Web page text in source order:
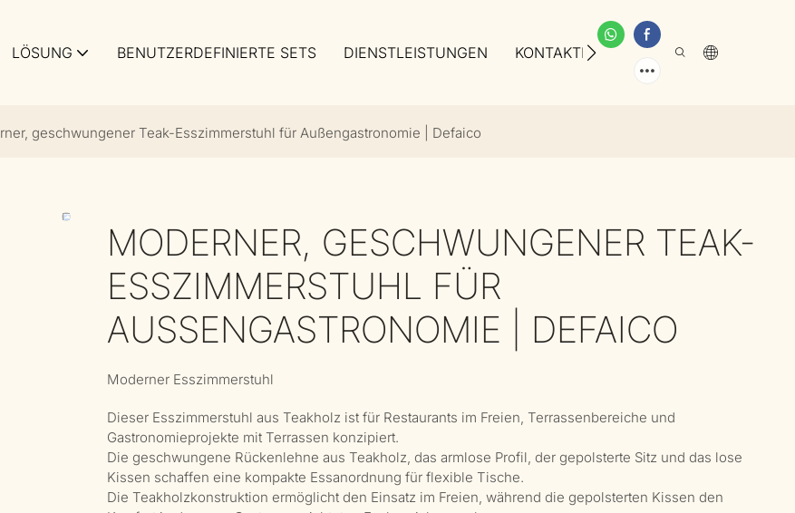
LÖSUNG BENUTZERDEFINIERTE SETS DIENSTLEISTUNGEN KONTAKTIEREN SIE UNS ÜBER UNS
geschwungener Teak-Esszimmerstuhl für Außengastronomie | Defaico
MODERNER, GESCHWUNGENER TEAK-
ESSZIMMERSTUHL FÜR
AUSSENGASTRONOMIE | DEFAICO
Moderner Esszimmerstuhl
Dieser Esszimmerstuhl aus Teakholz ist für Restaurants im Freien, Terrassenbereiche und
Gastronomieprojekte mit Terrassen konzipiert.
Die geschwungene Rückenlehne aus Teakholz, das armlose Profil, der gepolsterte Sitz und das lose
Kissen schaffen eine kompakte Essanordnung für flexible Tische.
Die Teakholzkonstruktion ermöglicht den Einsatz im Freien, während die gepolsterten Kissen den